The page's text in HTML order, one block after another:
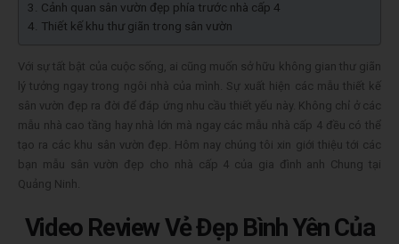
Cảnh quan sân vườn đẹp phía trước nhà cấp 4
Thiết kế khu thư giãn trong sân vườn
Với sự tất bật của cuộc sống, ai cũng muốn sở hữu không gian thư giãn
lý tưởng ngay trong ngôi nhà của mình. Sự xuất hiện các mẫu thiết kế
sân vườn đẹp ra đời để đáp ứng nhu cầu thiết yếu này. Không chỉ ở các
mẫu nhà cao tầng hay nhà lớn mà ngay các mẫu nhà cấp 4 đều có thể
tạo ra các khu sân vườn đẹp. Hôm nay chúng tôi xin giới thiệu tới các
bạn mẫu sân vườn đẹp cho nhà cấp 4 của gia đình anh Chung tại
Quảng Ninh.
Video Review Vẻ Đẹp Bình Yên Của